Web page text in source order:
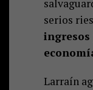
serios
ingresos
Larraín